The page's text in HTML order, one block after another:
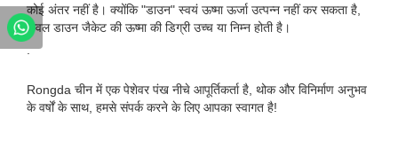
कोई अंतर नहीं है। क्योंकि "डाउन" स्वयं ऊष्मा ऊर्जा उत्पन्न नहीं कर सकता है,
केवल डाउन जैकेट की ऊष्मा की डिग्री उच्च या निम्न होती है।
.
Rongda चीन में एक पेशेवर पंख नीचे आपूर्तिकर्ता है, थोक और विनिर्माण अनुभव
के वर्षों के साथ, हमसे संपर्क करने के लिए आपका स्वागत है!